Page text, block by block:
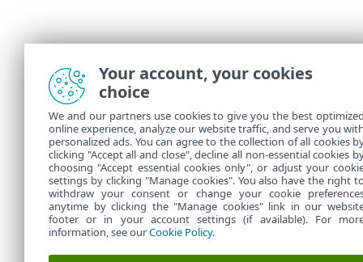
Your account, your cookies
choice
We and our partners use cookies to give you the best
online experience, analyze our website traffic, and serve you
personalized ads. You can agree to the collection of all cookies
clicking "Accept all and close", decline all non-essential cookies
choosing "Accept essential cookies only", or adjust your
settings by clicking "Manage cookies". You also have the right
withdraw your consent or change your cookie
anytime by clicking the "Manage cookies" link in our
footer or in your account settings (if available). For
information, see ourCookie Policy.